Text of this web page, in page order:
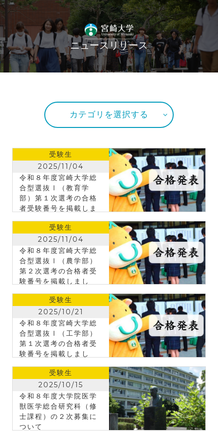
ニュースリリース
カテゴリを選択する
受験生
2025/11/04
令和８年度宮崎大学総
合型選抜Ⅰ（教育学
部）第１次選考の合格
者受験番号を掲載しま
受験生
2025/11/04
令和８年度宮崎大学総
合型選抜Ⅰ（農学部）
第２次選考の合格者受
験番号を掲載しまし
受験生
2025/10/21
令和８年度宮崎大学総
合型選抜Ⅰ（工学部）
第１次選考の合格者受
験番号を掲載しまし
受験生
2025/10/15
令和８年度大学院医学
獣医学総合研究科（修
士課程）の２次募集に
ついて